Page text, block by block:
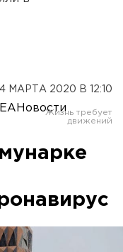
МАРТА 2020 В 12:10
ЕАНовости